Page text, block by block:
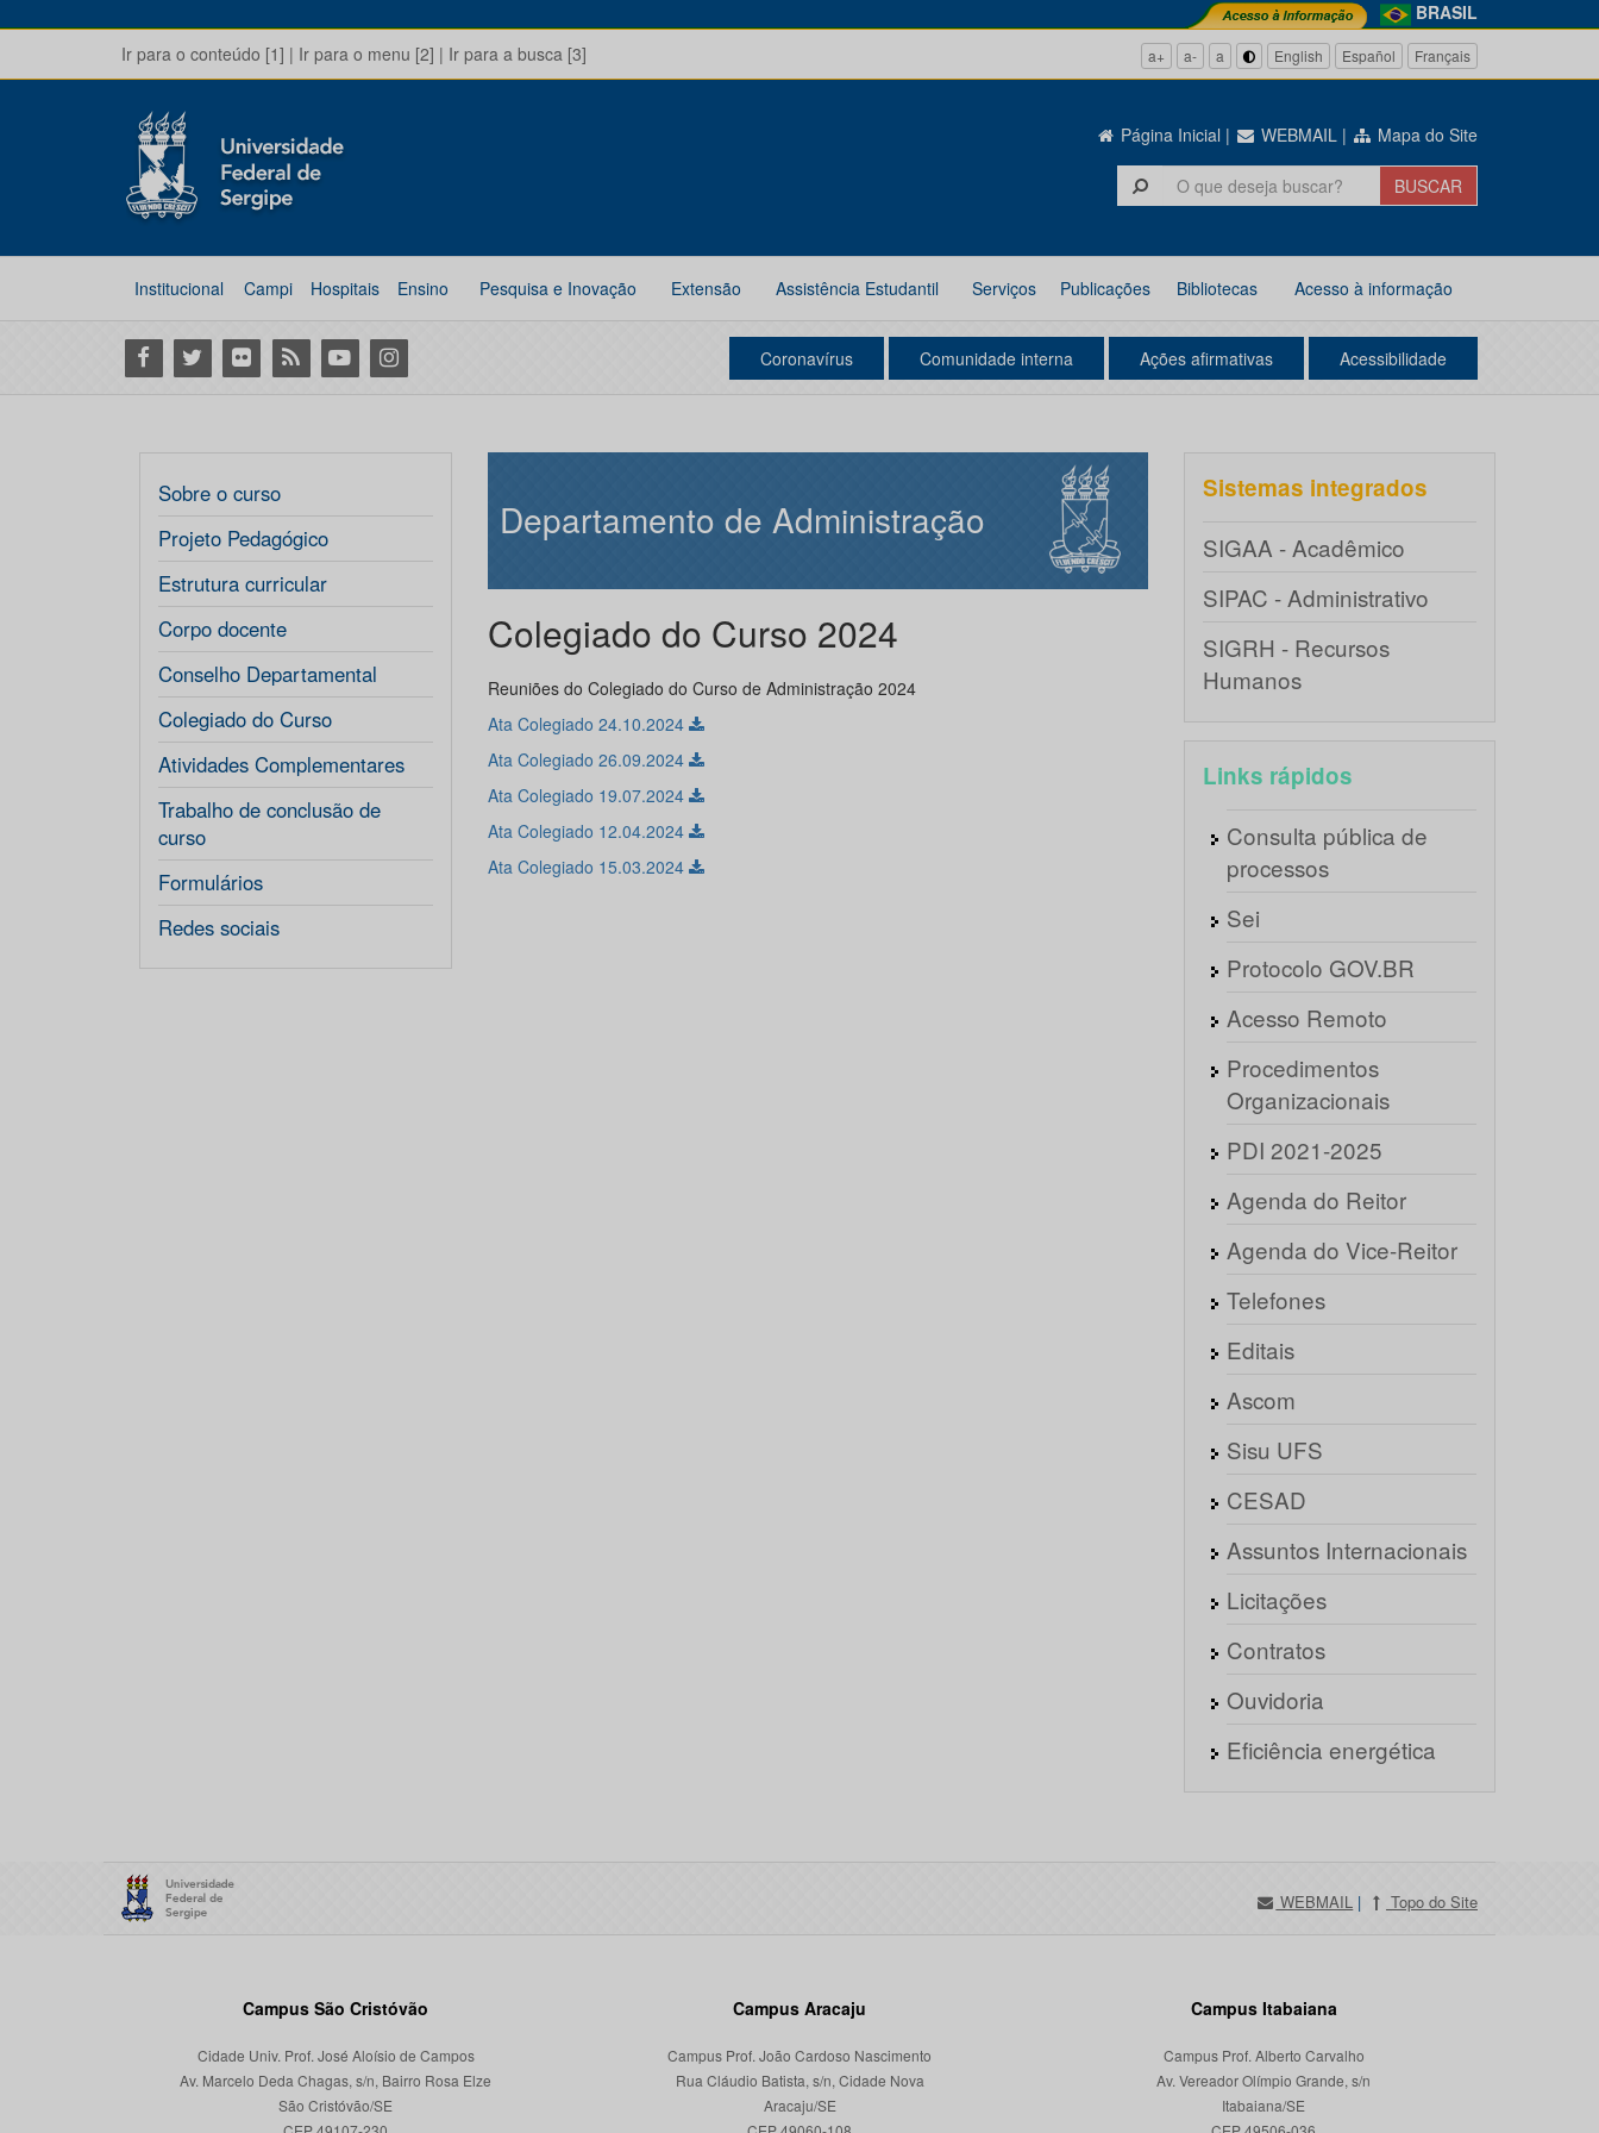
BRASIL
Ir para o conteúdo [1] | Ir para o menu [2] | Ir para a busca [3] a+ a- a English Español Français
Página Inicial | WEBMAIL | Mapa do Site
Institucional Campi Hospitais Ensino Pesquisa e Inovação Extensão Assistência Estudantil Serviços Publicações Bibliotecas Acesso à informação
Facebook
Twitter Flickr RSS YoutubeInstagram Coronavírus Comunidade interna Ações afirmativas Acessibilidade
Sobre o curso
Projeto Pedagógico
Estrutura curricular
Corpo docente
Conselho Departamental
Colegiado do Curso
Atividades Complementares
Trabalho de conclusão de
curso
Formulários
Redes sociais
Departamento de Administração
Colegiado do Curso 2024
Reuniões do Colegiado do Curso de Administração 2024
Ata Colegiado 24.10.2024
Ata Colegiado 26.09.2024
Ata Colegiado 19.07.2024
Ata Colegiado 12.04.2024
Ata Colegiado 15.03.2024
Sistemas integrados
SIGAA - Acadêmico
SIPAC - Administrativo
SIGRH - Recursos
Humanos
Links rápidos
Consulta pública de
processos
Sei
Protocolo GOV.BR
Acesso Remoto
Procedimentos
Organizacionais
PDI 2021-2025
Agenda do Reitor
Agenda do Vice-Reitor
Telefones
Editais
Ascom
Sisu UFS
CESAD
Assuntos Internacionais
Licitações
Contratos
Ouvidoria
Eficiência energética
WEBMAIL | Topo do Site
Campus São Cristóvão
Cidade Univ. Prof. José Aloísio de Campos
Av. Marcelo Deda Chagas, s/n, Bairro Rosa Elze
São Cristóvão/SE
Campus Aracaju
Campus Prof. João Cardoso Nascimento
Rua Cláudio Batista, s/n, Cidade Nova
Aracaju/SE
Campus Itabaiana
Campus Prof. Alberto Carvalho
Av. Vereador Olímpio Grande, s/n
Itabaiana/SE